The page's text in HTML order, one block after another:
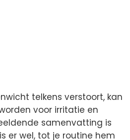
telkens verstoort, kan
voor irritatie en
samenvatting is
er wel, tot je routine hem